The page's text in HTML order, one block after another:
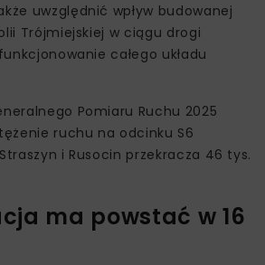
uwzględnić wpływ budowanej
Trójmiejskiej w ciągu drogi
całego układu
Pomiaru Ruchu 2025
ruchu na odcinku S6
i Rusocin przekracza 46 tys.
ma powstać w 16